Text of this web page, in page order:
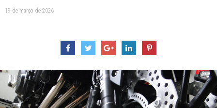
19 de março de 2026